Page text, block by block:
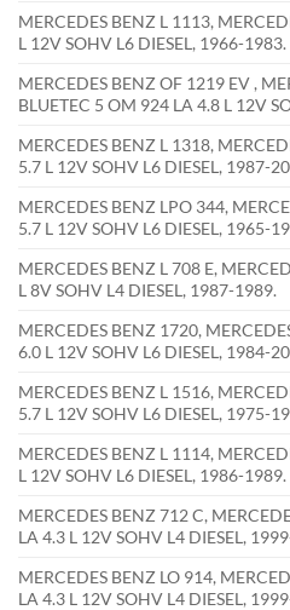
MERCEDES BENZ L 1113,
L 12V SOHV L6 DIESEL, 1966-1983.
MERCEDES BENZ OF 1219 EV ,
BLUETEC 5 OM 924 LA 4.8 L 12V
MERCEDES BENZ L 1318,
5.7 L 12V SOHV L6 DIESEL, 1987-
MERCEDES BENZ LPO 344,
5.7 L 12V SOHV L6 DIESEL, 1965-
MERCEDES BENZ L 708 E,
L 8V SOHV L4 DIESEL, 1987-1989.
MERCEDES BENZ 1720,
6.0 L 12V SOHV L6 DIESEL, 1984-
MERCEDES BENZ L 1516,
5.7 L 12V SOHV L6 DIESEL, 1975-
MERCEDES BENZ L 1114,
L 12V SOHV L6 DIESEL, 1986-1989.
MERCEDES BENZ 712 C,
LA 4.3 L 12V SOHV L4 DIESEL,
MERCEDES BENZ LO 914,
LA 4.3 L 12V SOHV L4 DIESEL,